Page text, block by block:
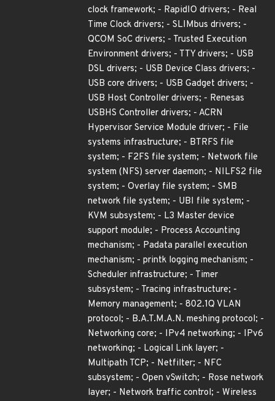
clock framework; - RapidIO drivers; - Real
Time Clock drivers; - SLIMbus drivers; -
QCOM SoC drivers; - Trusted Execution
Environment drivers; - TTY drivers; - USB
DSL drivers; - USB Device Class drivers; -
USB core drivers; - USB Gadget drivers; -
USB Host Controller drivers; - Renesas
USBHS Controller drivers; - ACRN
Hypervisor Service Module driver; - File
systems infrastructure; - BTRFS file
system; - F2FS file system; - Network file
system (NFS) server daemon; - NILFS2 file
system; - Overlay file system; - SMB
network file system; - UBI file system; -
KVM subsystem; - L3 Master device
support module; - Process Accounting
mechanism; - Padata parallel execution
mechanism; - printk logging mechanism; -
Scheduler infrastructure; - Timer
subsystem; - Tracing infrastructure; -
Memory management; - 802.1Q VLAN
protocol; - B.A.T.M.A.N. meshing protocol; -
Networking core; - IPv4 networking; - IPv6
networking; - Logical Link layer; -
Multipath TCP; - Netfilter; - NFC
subsystem; - Open vSwitch; - Rose network
layer; - Network traffic control; - Wireless